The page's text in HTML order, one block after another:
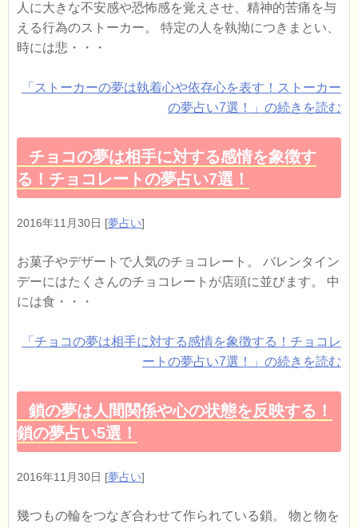
人に大きな不安感や恐怖感を覚えさせ、精神的苦痛を与
える行為のストーカー。 特定の人を執拗につきまとい、
時には悲・・・
「ストーカーの夢は執着心や依存心を表す！ストーカー
の夢占い7選！」の続きを読む
チョコの夢は相手に対する感情を象徴す
る！チョコレートの夢占い7選！
2016年11月30日 [夢占い]
お菓子やデザートで人気のチョコレート。 バレンタイン
デーにはたくさんのチョコレートが店頭に並びます。 中
には食・・・
「チョコの夢は相手に対する感情を象徴する！チョコレ
ートの夢占い7選！」の続きを読む
鎖の夢は人間関係や心の状態を反映する！
鎖の夢占い5選！
2016年11月30日 [夢占い]
幾つもの輪をつなぎ合わせて作られている鎖。 物と物を